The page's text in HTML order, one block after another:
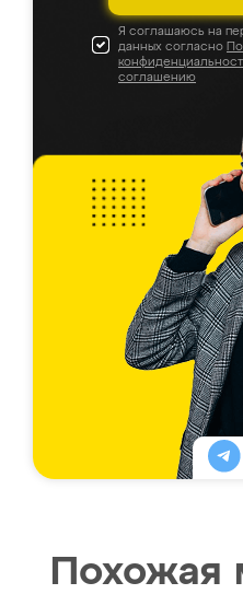
Я соглашаюсь на
данных согласно
соглашению
Похожая